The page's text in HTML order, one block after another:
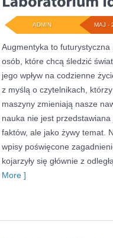
MAJ -
ADMIN
Augmentyka to
osób, które chcą śledzić
jego wpływ na codzienne
z myślą o czytelnikach,
maszyny zmieniają nasze
nauka nie jest
faktów, ale jako żywy temat.
wpisy poświęcone
kojarzyły się głównie z
More ]